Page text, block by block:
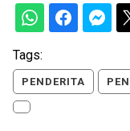
Tags:
PENDERITA